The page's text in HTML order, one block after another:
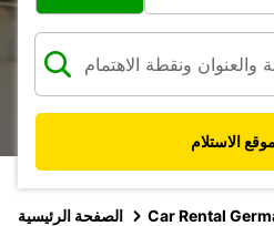
الاستلام
الصفحة الرئيسية Car Rental